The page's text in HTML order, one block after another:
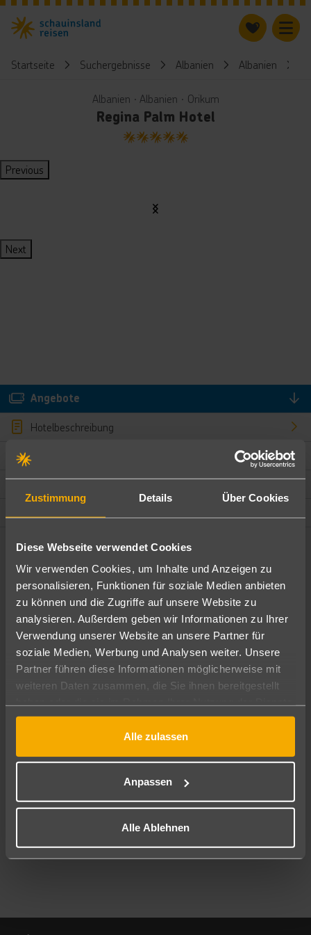
Zustimmung Details Über Cookies
Diese Webseite verwendet Cookies
Wir verwenden Cookies, um Inhalte und Anzeigen zu
personalisieren, Funktionen für soziale Medien anbieten
zu können und die Zugriffe auf unsere Website zu
analysieren. Außerdem geben wir Informationen zu Ihrer
Verwendung unserer Website an unsere Partner für
soziale Medien, Werbung und Analysen weiter. Unsere
Partner führen diese Informationen möglicherweise mit
weiteren Daten zusammen, die Sie ihnen bereitgestellt
gesammelt haben.
Alle zulassen
Anpassen
Alle Ablehnen
Startseite Suchergebnisse Albanien Albanien
Albanien ∙ Albanien ∙ Orikum
Regina Palm Hotel
5
Previous
Next
Angebote
Hotelbeschreibung
Bewertungen
Ändere die Kriterien nach deinen Wünschen
Pauschal Nur Hotel
Abflughafen
Alle Abflughäfen
08.08.26–06.08.27 7-21 Nächte
Mehr Filter anzeigen